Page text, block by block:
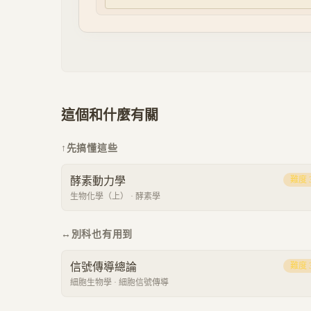
這個和什麼有關
↑ 先搞懂這些
酵素動力學
生物化學（上） · 酵素學
難度
↔ 別科也有用到
信號傳導總論
細胞生物學 · 細胞信號傳導
難度